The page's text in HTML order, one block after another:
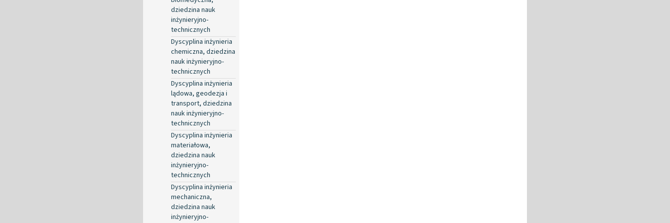
dziedzina nauk
inżynieryjno-
technicznych
Dyscyplina inżynieria
chemiczna, dziedzina
nauk inżynieryjno-
technicznych
Dyscyplina inżynieria
lądowa, geodezja i
transport, dziedzina
nauk inżynieryjno-
technicznych
Dyscyplina inżynieria
materiałowa,
dziedzina nauk
inżynieryjno-
technicznych
Dyscyplina inżynieria
mechaniczna,
dziedzina nauk
inżynieryjno-